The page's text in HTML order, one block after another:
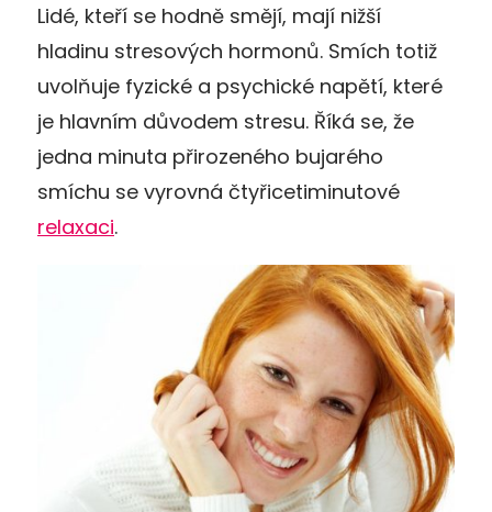
Lidé, kteří se hodně smějí, mají nižší
hladinu stresových hormonů. Smích totiž
uvolňuje fyzické a psychické napětí, které
je hlavním důvodem stresu. Říká se, že
jedna minuta přirozeného bujarého
smíchu se vyrovná čtyřicetiminutové
relaxaci.